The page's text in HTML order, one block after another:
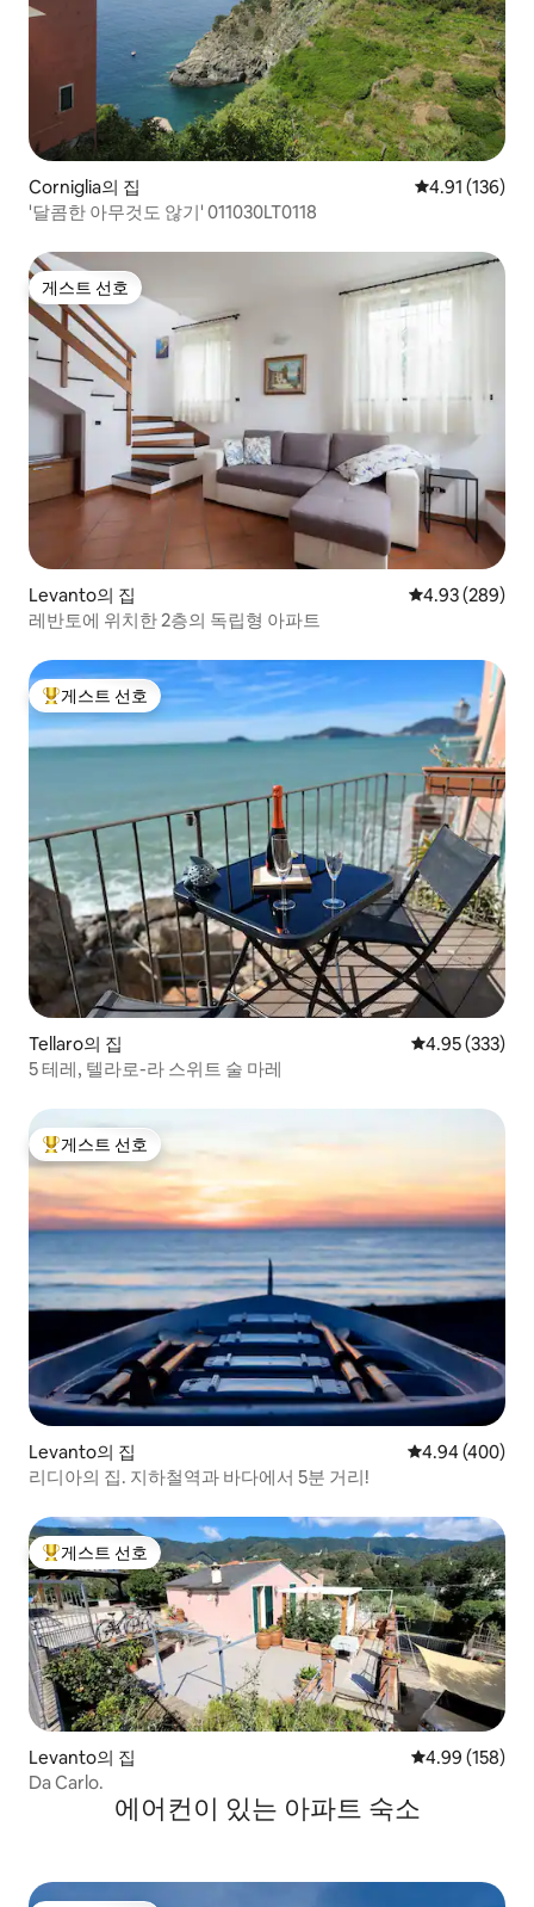
Corniglia의 집 평점 4.91점(5
4.91 (136)
'달콤한 아무것도 않기' 011030LT0118
게스트 선호
게스트 선호
Levanto의 집 평점 4.93점(5
4.93 (289)
레반토에 위치한 2층의 독립형 아파트
상위 게스트 선호
게스트 선호
Tellaro의 집 평점 4.95점(5
4.95 (333)
5 테레, 텔라로-라 스위트 술 마레
상위 게스트 선호
게스트 선호
Levanto의 집 평점 4.94점(5
4.94 (400)
리디아의 집. 지하철역과 바다에서 5분 거리!
상위 게스트 선호
게스트 선호
Levanto의 집 평점 4.99점(5
4.99 (158)
Da Carlo.
에어컨이 있는 아파트 숙소